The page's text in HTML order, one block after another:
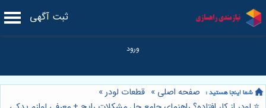
ثبت آگهی
صفحه اصلی » قطعات لودر»